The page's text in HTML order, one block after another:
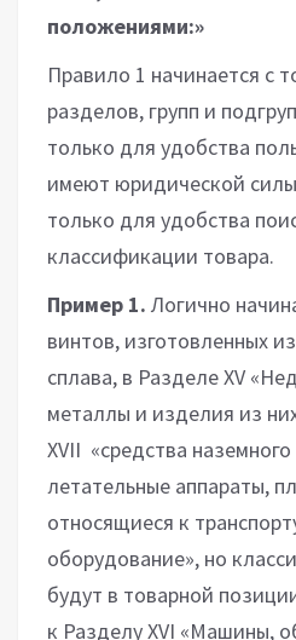
положениями:»
Правило 1 начинается с
разделов, групп и
только для удобства
имеют юридической
только для удобства
классификации товара.
Пример 1. Логично
винтов, изготовленных
сплава, в Разделе XV
металлы и изделия из
XVII «средства
летательные аппараты,
относящиеся к
оборудование», но
будут в товарной
к Разделу XVI «Машины,